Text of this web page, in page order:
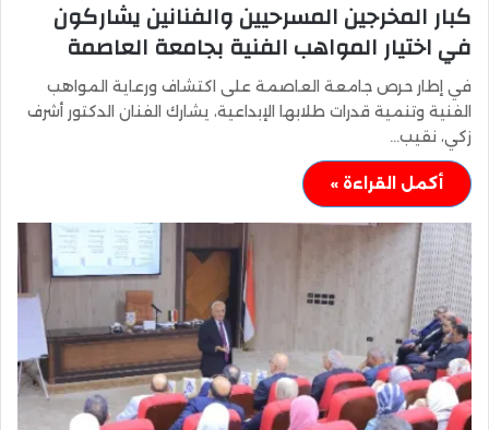
كبار المخرجين المسرحيين والفنانين يشاركون
في اختيار المواهب الفنية بجامعة العاصمة
في إطار حرص جامعة العاصمة على اكتشاف ورعاية المواهب
الفنية وتنمية قدرات طلابها الإبداعية، يشارك الفنان الدكتور أشرف
زكي، نقيب…
أكمل القراءة »